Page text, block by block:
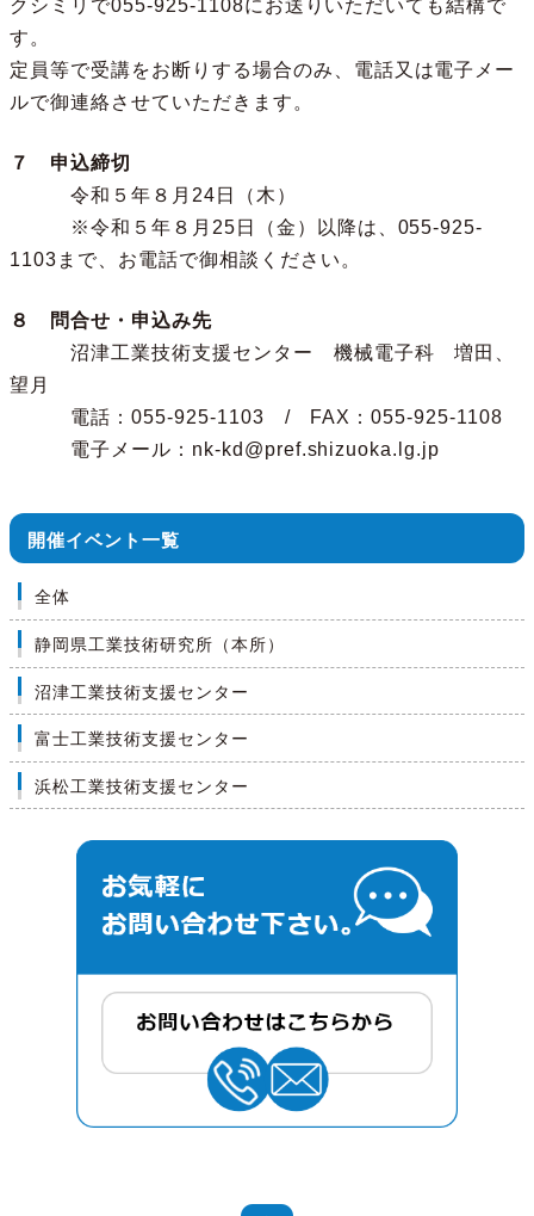
クシミリで055-925-1108にお送りいただいても結構で
す。
定員等で受講をお断りする場合のみ、電話又は電子メー
ルで御連絡させていただきます。
７ 申込締切
令和５年８月24日（木）
※令和５年８月25日（金）以降は、055-925-
1103まで、お電話で御相談ください。
８ 問合せ・申込み先
沼津工業技術支援センター 機械電子科 増田、
望月
電話：055-925-1103 / FAX：055-925-1108
電子メール：nk-kd@pref.shizuoka.lg.jp
開催イベント一覧
全体
静岡県工業技術研究所（本所）
沼津工業技術支援センター
富士工業技術支援センター
浜松工業技術支援センター